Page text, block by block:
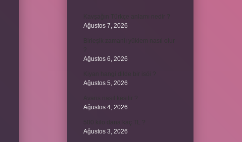
Ağustos 7, 2026
Ağustos 6, 2026
Ağustos 5, 2026
Ağustos 4, 2026
Ağustos 3, 2026